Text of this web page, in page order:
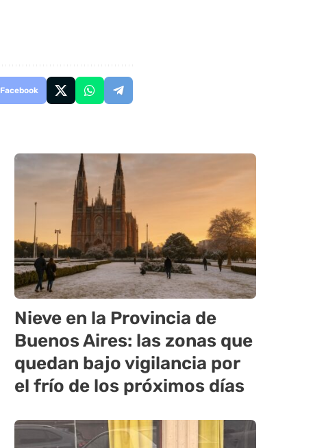
Facebook
Nieve en la Provincia de
Buenos Aires: las zonas que
quedan bajo vigilancia por
el frío de los próximos días